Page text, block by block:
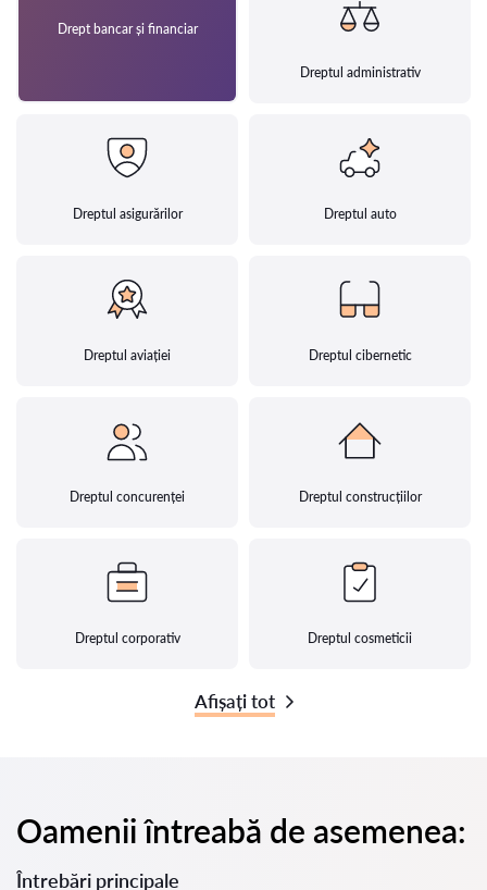
Drept bancar și financiar
Dreptul administrativ
Dreptul asigurărilor Dreptul auto
Dreptul aviației Dreptul cibernetic
Dreptul concurenței Dreptul construcțiilor
Dreptul corporativ Dreptul cosmeticii
Afișați tot
Oamenii întreabă de asemenea:
Întrebări principale